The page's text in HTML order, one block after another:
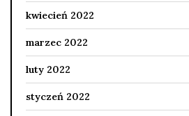
kwiecień 2022
marzec 2022
luty 2022
styczeń 2022